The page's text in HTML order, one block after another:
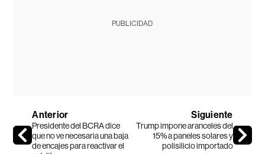
PUBLICIDAD
Anterior
Presidente del BCRA dice
que no ve necesaria una baja
de encajes para reactivar el
Siguiente
Trump impone aranceles del
15% a paneles solares y
polisilicio importado